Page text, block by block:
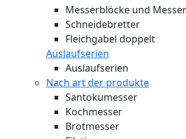
Messerblöcke und
Schneidebretter
Fleichgabel doppelt
Auslaufserien
Auslaufserien
Nach art der produkte
Santokumesser
Kochmesser
Brotmesser